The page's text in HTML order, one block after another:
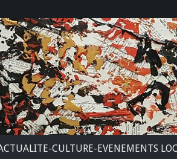
CULTURE-EVENEMENTS